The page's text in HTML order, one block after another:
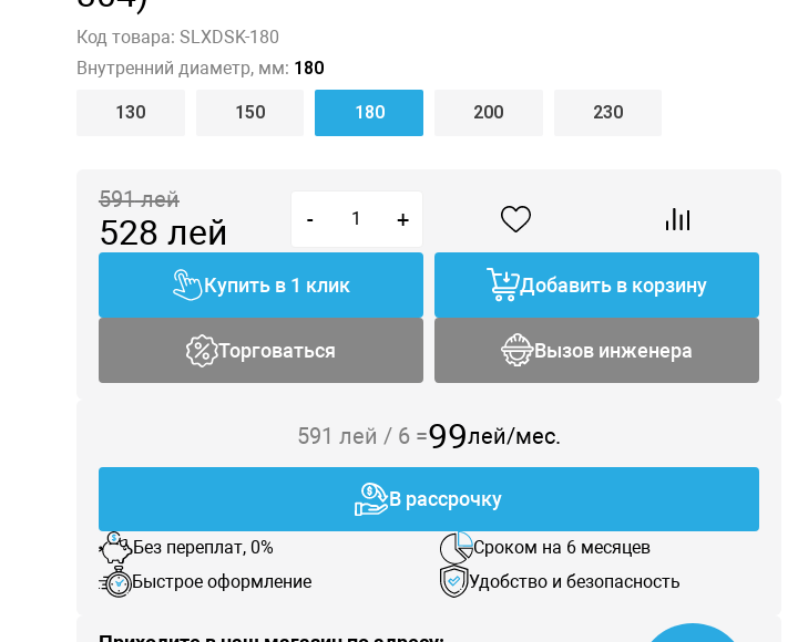
Код товара: SLXDSK-180
Внутренний диаметр, мм: 180
130 150 180 200 230
591лей
528 лей - +
Купить в 1 клик Добавить в корзину
Торговаться Вызов инженера
591 лей / 6=99лей/мес.
В рассрочку
Без переплат, 0%
Сроком на 6 месяцев
Быстрое оформление
Удобство и безопасность